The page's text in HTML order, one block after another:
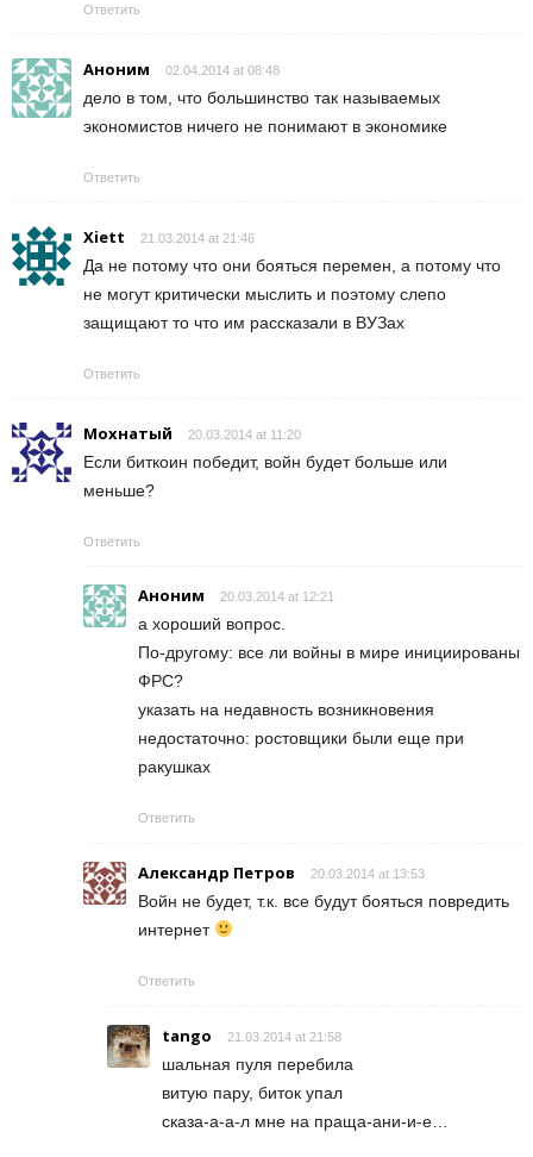
Ответить
Аноним 02.04.2014 at 08:48
дело в том, что большинство так называемых
экономистов ничего не понимают в экономике
Ответить
Xiett 21.03.2014 at 21:46
Да не потому что они бояться перемен, а потому что
не могут критически мыслить и поэтому слепо
защищают то что им рассказали в ВУЗах
Ответить
Мохнатый 20.03.2014 at 11:20
Если биткоин победит, войн будет больше или
меньше?
Ответить
Аноним 20.03.2014 at 12:21
а хороший вопрос.
По-другому: все ли войны в мире инициированы
ФРС?
указать на недавность возникновения
недостаточно: ростовщики были еще при
ракушках
Ответить
Александр Петров 20.03.2014 at 13:53
Войн не будет, т.к. все будут бояться повредить
интернет
Ответить
tango 21.03.2014 at 21:58
шальная пуля перебила
витую пару, биток упал
сказа-а-а-л мне на праща-ани-и-е…